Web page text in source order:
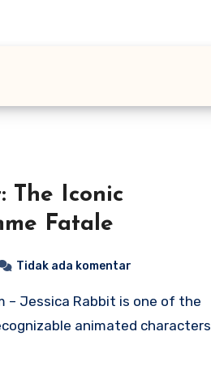
The Iconic
Fatale
Tidak ada komentar
animated characters